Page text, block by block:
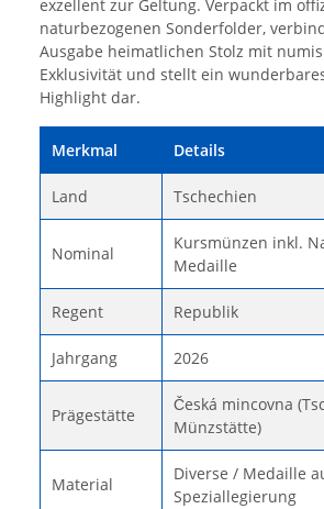
exzellent zur Geltung. Verpackt im
naturbezogenen Sonderfolder,
Ausgabe heimatlichen Stolz mit
Exklusivität und stellt ein
Highlight dar.
Merkmal Details
Land Tschechien
Nominal
Kursmünzen inkl.
Medaille
Regent Republik
Jahrgang 2026
Prägestätte
Česká mincovna
Münzstätte)
Material
Diverse / Medaille
Speziallegierung